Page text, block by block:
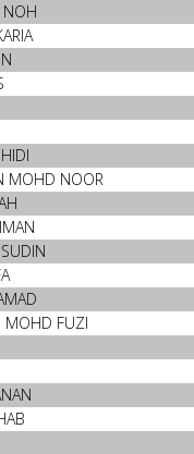
MOHD NOOR
MOHD FUZI